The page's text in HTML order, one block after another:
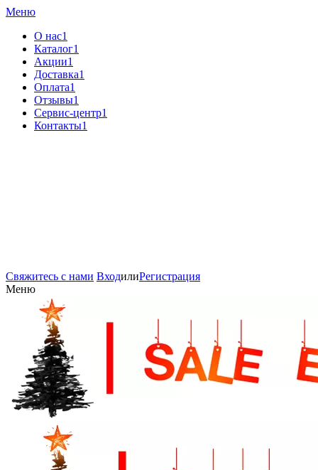
Меню
О нас1
Каталог1
Акции1
Доставка1
Оплата1
Отзывы1
Сервис-центр1
Контакты1
Свяжитесь с нами ВходилиРегистрация
Меню